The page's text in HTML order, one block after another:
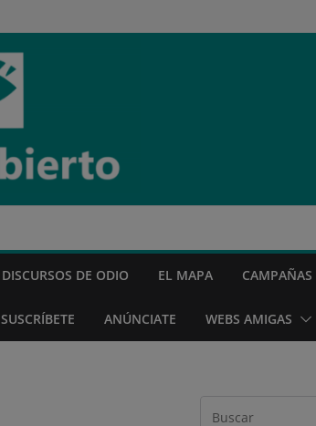
DISCURSOS DE ODIO EL MAPA CAMPAÑAS
SUSCRÍBETE ANÚNCIATE WEBS AMIGAS